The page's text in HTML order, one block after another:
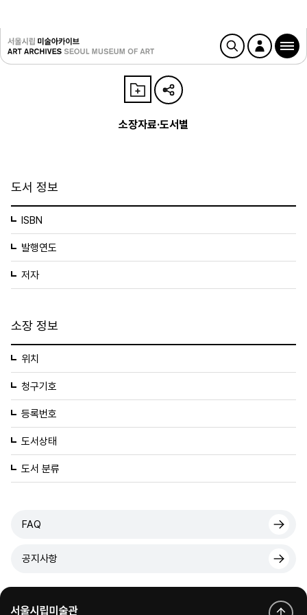
소장자료·도서별
도서 정보
ISBN
발행연도
저자
소장 정보
위치
청구기호
등록번호
도서상태
도서 분류
FAQ
공지사항